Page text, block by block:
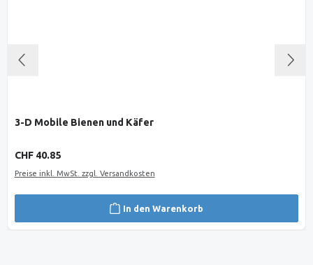
3-D Mobile Bienen und Käfer
Regulärer Preis:
CHF 40.85
Preise inkl. MwSt. zzgl. Versandkosten
In den Warenkorb